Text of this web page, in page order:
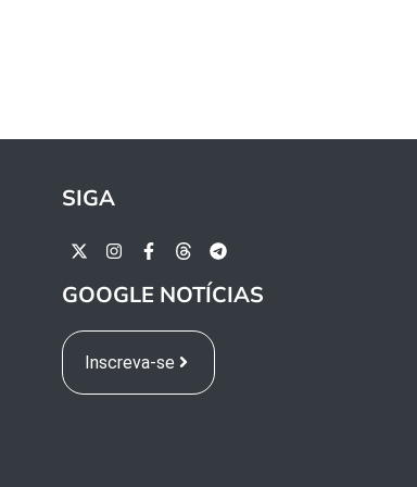
SIGA
GOOGLE NOTÍCIAS
Inscreva-se